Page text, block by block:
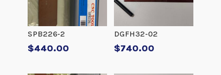
SPB226-2
$440.00
DGFH32-02
$740.00